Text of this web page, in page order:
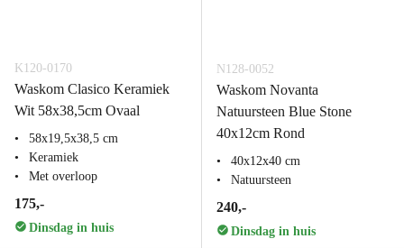
K120-0170
Waskom Clasico Keramiek
Wit 58x38,5cm Ovaal
58x19,5x38,5 cm
Keramiek
Met overloop
175,-
Dinsdag in huis
N128-0052
Waskom Novanta
Natuursteen Blue Stone
40x12cm Rond
40x12x40 cm
Natuursteen
240,-
Dinsdag in huis